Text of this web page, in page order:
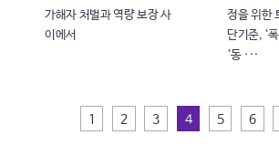
가해자 처벌과 역량 보장 사
이에서
정을 위한
단기준, ‘
‘동 ···
1 2 3 4 5 6